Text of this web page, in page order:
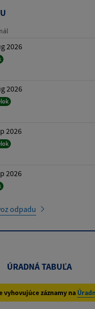
2026
2026
2026
2026
odpadu
ÚRADNÁ TABUĽA
vyhovujúce záznamy na